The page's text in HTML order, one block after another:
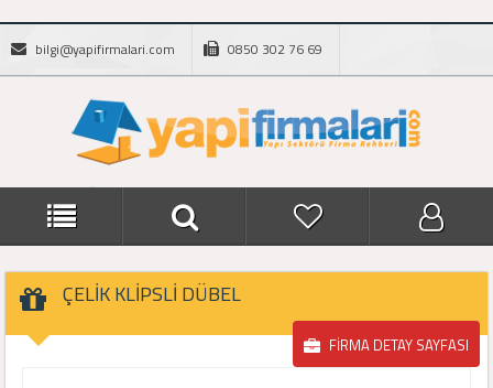
bilgi@yapifirmalari.com 0850 302 76 69
ÇELİK KLİPSLİ DÜBEL
FİRMA DETAY SAYFASI